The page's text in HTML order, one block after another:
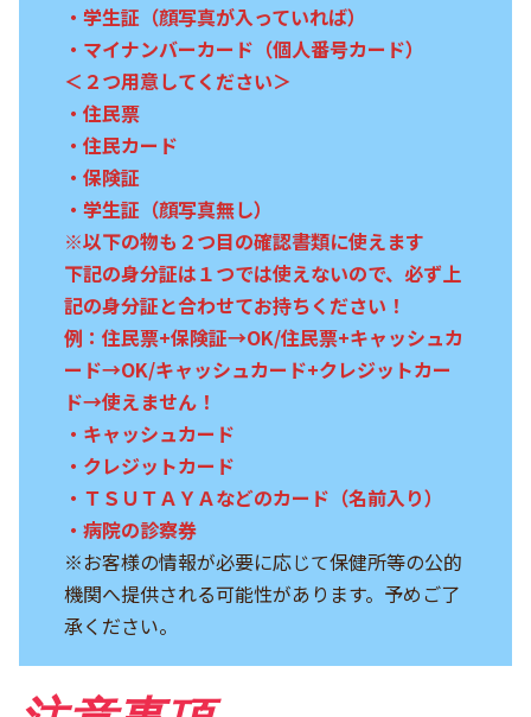
・学生証（顔写真が入っていれば）
・マイナンバーカード（個人番号カード）
＜２つ用意してください＞
・住民票
・住民カード
・保険証
・学生証（顔写真無し）
※以下の物も２つ目の確認書類に使えます
下記の身分証は１つでは使えないので、必ず上
記の身分証と合わせてお持ちください！
例：住民票+保険証→OK/住民票+キャッシュカ
ード→OK/キャッシュカード+クレジットカー
ド→使えません！
・キャッシュカード
・クレジットカード
・ＴＳＵＴＡＹＡなどのカード（名前入り）
・病院の診察券
※お客様の情報が必要に応じて保健所等の公的
機関へ提供される可能性があります。予めご了
承ください。